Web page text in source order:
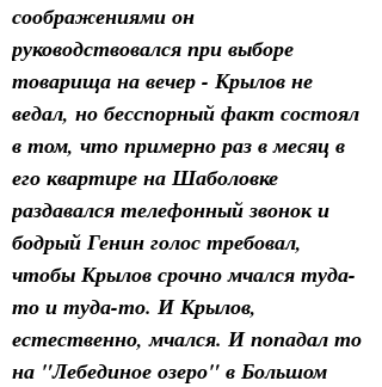
соображениями он
руководствовался при выборе
товарища на вечер - Крылов не
ведал, но бесспорный факт состоял
в том, что примерно раз в месяц в
его квартире на Шаболовке
раздавался телефонный звонок и
бодрый Генин голос требовал,
чтобы Крылов срочно мчался туда-
то и туда-то. И Крылов,
естественно, мчался. И попадал то
на "Лебединое озеро" в Большом